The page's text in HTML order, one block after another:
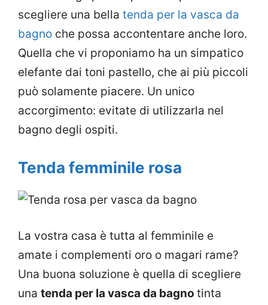
scegliere una bella tenda per la vasca da
bagno che possa accontentare anche loro.
Quella che vi proponiamo ha un simpatico
elefante dai toni pastello, che ai più piccoli
può solamente piacere. Un unico
accorgimento: evitate di utilizzarla nel
bagno degli ospiti.
Tenda femminile rosa
La vostra casa è tutta al femminile e
amate i complementi oro o magari rame?
Una buona soluzione è quella di scegliere
una tenda per la vasca da bagno tinta